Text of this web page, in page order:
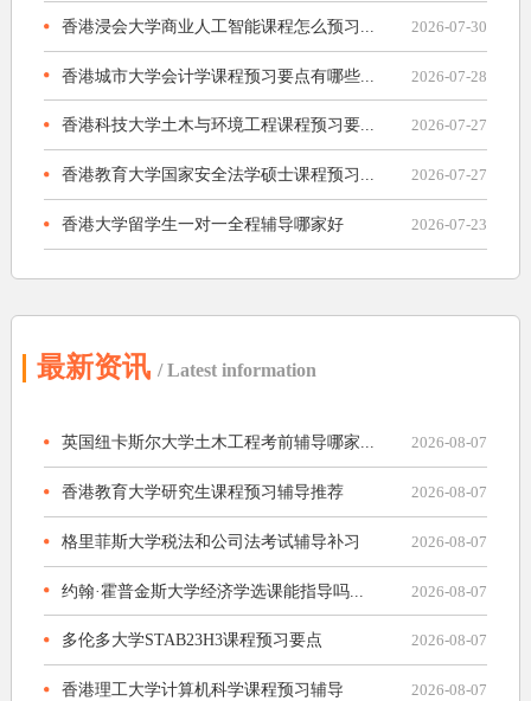
香港浸会大学商业人工智能课程怎么预习... 2026-07-30
香港城市大学会计学课程预习要点有哪些... 2026-07-28
香港科技大学土木与环境工程课程预习要... 2026-07-27
香港教育大学国家安全法学硕士课程预习... 2026-07-27
香港大学留学生一对一全程辅导哪家好 2026-07-23
最新资讯 / Latest information
英国纽卡斯尔大学土木工程考前辅导哪家... 2026-08-07
香港教育大学研究生课程预习辅导推荐 2026-08-07
格里菲斯大学税法和公司法考试辅导补习 2026-08-07
约翰·霍普金斯大学经济学选课能指导吗... 2026-08-07
多伦多大学STAB23H3课程预习要点 2026-08-07
香港理工大学计算机科学课程预习辅导 2026-08-07